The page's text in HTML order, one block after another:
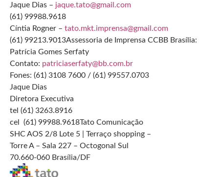
Jaque Dias – jaque.tato@gmail.com
(61) 99988.9618
Cíntia Rogner – tato.mkt.imprensa@gmail.com
(61) 99213.9013Assessoria de Imprensa CCBB Brasília:
Patrícia Gomes Serfaty
Contato: patriciaserfaty@bb.com.br
Fones: (61) 3108 7600 / (61) 99557.0703
Jaque Dias
Diretora Executiva
tel (61) 3263.8916
cel (61) 99988.9618Tato Comunicação
SHC AOS 2/8 Lote 5 | Terraço shopping –
Torre A – Sala 227 – Octogonal Sul
70.660-060 Brasília/DF